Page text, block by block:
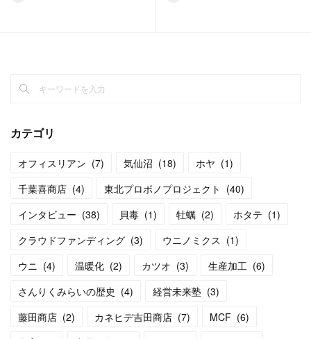
カテゴリ
オフィスリアン (7) 気仙沼 (18) ホヤ (1)
千葉喜商店 (4) 東北プロボノプロジェクト (40)
インタビュー (38) 貝毒 (1) 牡蠣 (2) ホタテ (1)
クラウドファンディング (3) ウニノミクス (1)
ウニ (4) 温暖化 (2) カツオ (3) 生産加工 (6)
さんりくみらいの歴史 (4) 経営未来塾 (3)
藤田商店 (2) カネヒデ吉田商店 (7) MCF (6)